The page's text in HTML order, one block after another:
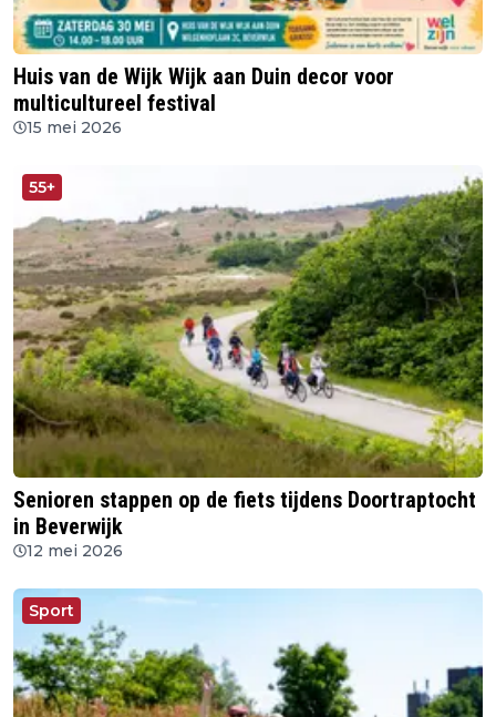
Huis van de Wijk Wijk aan Duin decor voor
multicultureel festival
15 mei 2026
55+
Senioren stappen op de fiets tijdens Doortraptocht
in Beverwijk
12 mei 2026
Sport